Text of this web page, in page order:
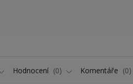
Hodnocení 0 Komentáře 0